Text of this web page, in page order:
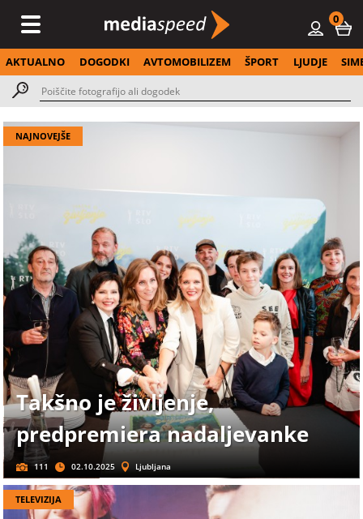
0
AKTUALNO DOGODKI AVTOMOBILIZEM ŠPORT LJUDJE
NAJNOVEJŠE
Takšno je življenje,
predpremiera nadaljevanke
111 02.10.2025 Ljubljana
TELEVIZIJA